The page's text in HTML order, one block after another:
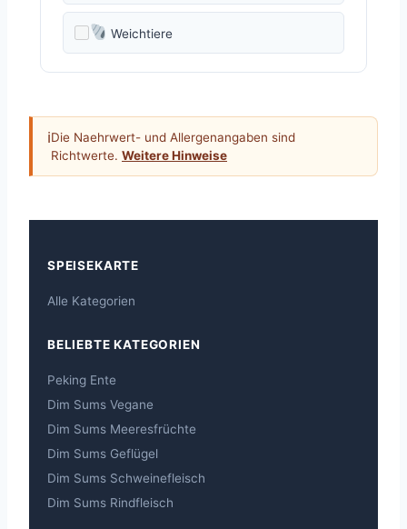
Weichtiere
ℹDie Naehrwert- und Allergenangaben sind
Richtwerte. Weitere Hinweise
SPEISEKARTE
Alle Kategorien
BELIEBTE KATEGORIEN
Peking Ente
Dim Sums Vegane
Dim Sums Meeresfrüchte
Dim Sums Geflügel
Dim Sums Schweinefleisch
Dim Sums Rindfleisch